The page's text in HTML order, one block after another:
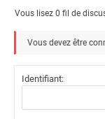
Vous lisez 0 fil de
Vous devez être
Identifiant: